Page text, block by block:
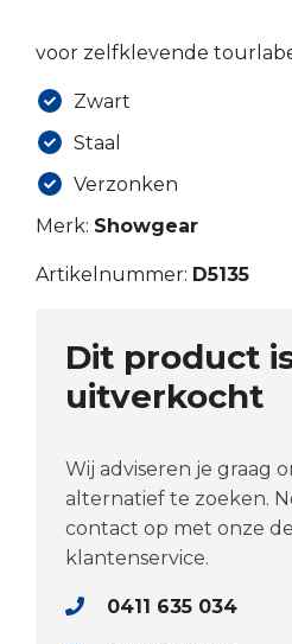
voor zelfklevende
Zwart
Staal
Verzonken
Merk: Showgear
Artikelnummer: D5135
Dit product
uitverkocht
Wij adviseren je graag
alternatief te zoeken.
contact op met onze
klantenservice.
0411 635 034